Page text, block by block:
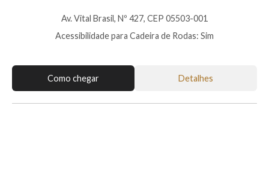
Av. Vital Brasil, Nº 427, CEP 05503-001
Acessibilidade para Cadeira de Rodas: Sim
Como chegar Detalhes